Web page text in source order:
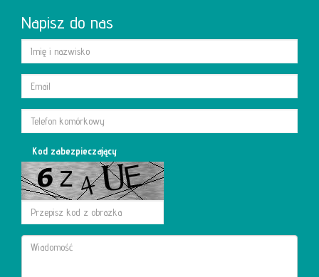
Napisz do nas
Kod zabezpieczający